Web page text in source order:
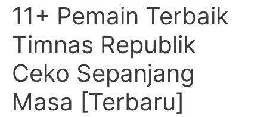
11+ Pemain Terbaik
Timnas Republik
Ceko Sepanjang
Masa [Terbaru]